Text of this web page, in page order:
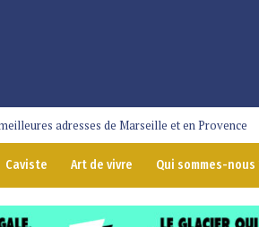
adresses de Marseille et en Provence
Caviste Art de vivre Qui sommes-nous